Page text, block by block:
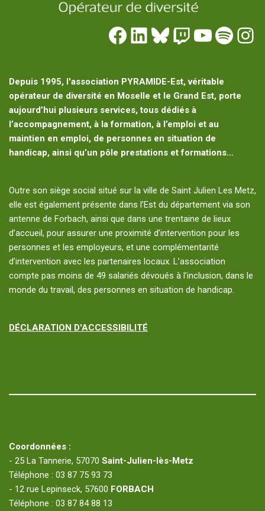
Depuis 1995, l'association PYRAMIDE-Est, véritable
opérateur de diversité en Moselle et le Grand Est, porte
aujourd’hui plusieurs services, tous dédiés à
l’accompagnement, à la formation, à l’emploi et au
maintien en emploi, de personnes en situation de
handicap, ainsi qu’un pôle prestations et formations…
Outre son siège social situé sur la ville de Saint Julien Les Metz,
elle est également présente dans l’Est du département via son
antenne de Forbach, ainsi que dans une trentaine de lieux
d’accueil, pour assurer une proximité d’intervention pour les
personnes et les employeurs, et une complémentarité
d’intervention avec les partenaires locaux. L’association
compte pas moins de 49 salariés dévoués à l’inclusion, dans le
monde du travail, des personnes en situation de handicap.
DÉCLARATION D'ACCESSIBILITÉ
Coordonnées :
- 25 La Tannerie, 57070 Saint-Julien-lès-Metz
Téléphone : 03 87 75 93 73
- 12 rue Lepinseck, 57600 FORBACH
Téléphone : 03 87 84 88 13